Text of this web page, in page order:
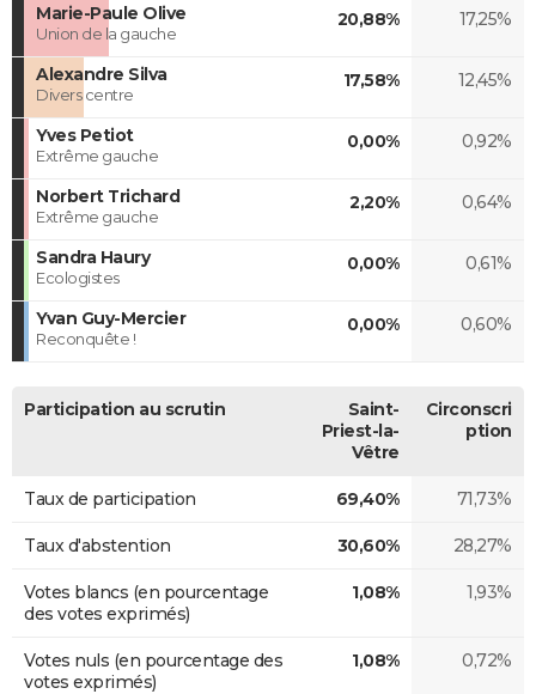
Marie-Paule Olive
Union de la gauche
20,88% 17,25%
Alexandre Silva
Divers centre
17,58% 12,45%
Yves Petiot
Extrême gauche
0,00% 0,92%
Norbert Trichard
Extrême gauche
2,20% 0,64%
Sandra Haury
Ecologistes
0,00% 0,61%
Yvan Guy-Mercier
Reconquête !
0,00% 0,60%
Participation au scrutin
Saint-
Priest-la-
Vêtre
Circonscri
ption
Taux de participation 69,40% 71,73%
Taux d'abstention 30,60% 28,27%
Votes blancs (en pourcentage
des votes exprimés)
1,08% 1,93%
Votes nuls (en pourcentage des
votes exprimés)
1,08% 0,72%